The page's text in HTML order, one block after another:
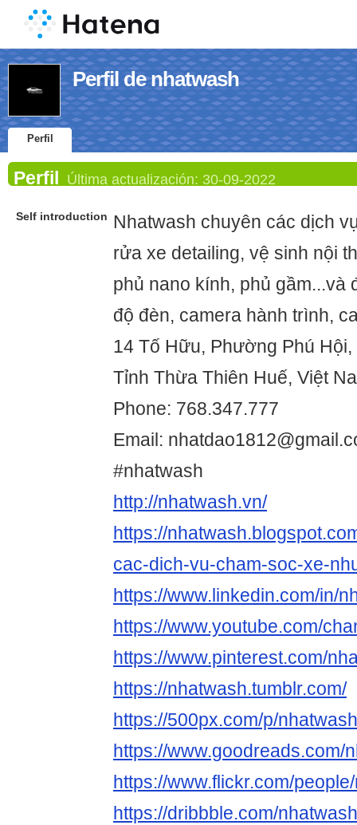
Perfil de nhatwash
Perfil
Perfil Última actualización: 30-09-2022
Self introduction
Nhatwash chuyên các dịch
rửa xe detailing, vệ sinh nội
phủ nano kính, phủ gầm...và
độ đèn, camera hành trình,
14 Tố Hữu, Phường Phú
Tỉnh Thừa Thiên Huế, Việt
Phone: 768.347.777
Email:
#nhatwash
http://nhatwash.vn/
https://
cac-dich-vu-cham-soc-xe-
https://www.linkedin.com/in/
https://www.youtube.com/
https://www.pinterest.com/
https://nhatwash.tumblr.com/
https://500px.com/p/nhatwash
https://www.goodreads.com/
https://www.flickr.com/
https://dribbble.com/